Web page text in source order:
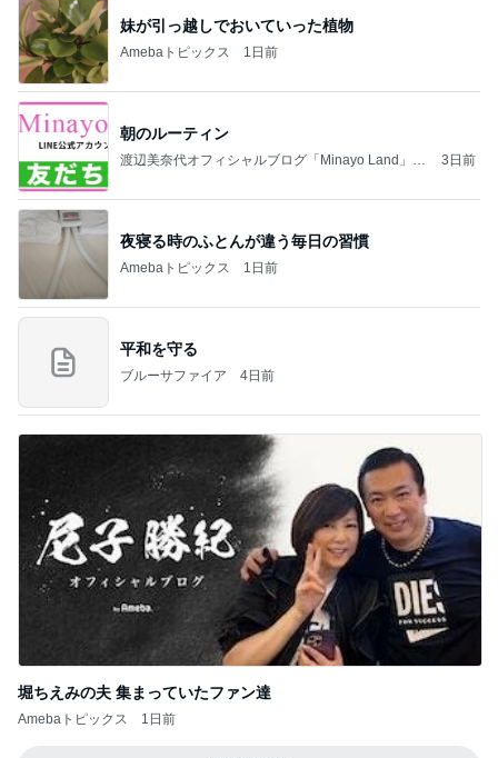
妹が引っ越しでおいていった植物
Amebaトピックス 1日前
朝のルーティン
渡辺美奈代オフィシャルブログ「Minayo Land」P
3日前
夜寝る時のふとんが違う毎日の習慣
Amebaトピックス 1日前
平和を守る
ブルーサファイア 4日前
堀ちえみの夫 集まっていたファン達
Amebaトピックス 1日前